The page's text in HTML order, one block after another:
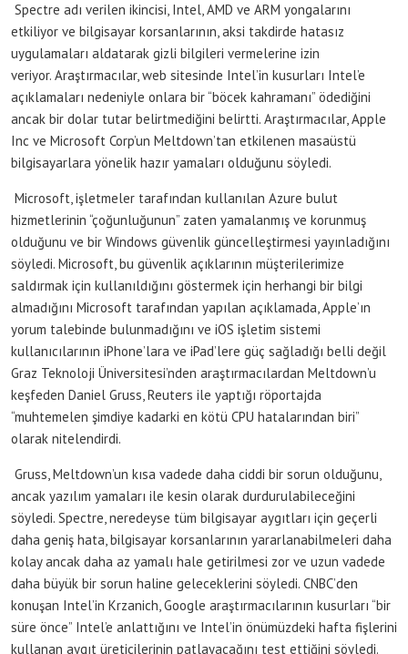
Spectre adı verilen ikincisi, Intel, AMD ve ARM yongalarını
etkiliyor ve bilgisayar korsanlarının, aksi takdirde hatasız
uygulamaları aldatarak gizli bilgileri vermelerine izin
veriyor. Araştırmacılar, web sitesinde Intel’in kusurları Intel’e
açıklamaları nedeniyle onlara bir “böcek kahramanı” ödediğini
ancak bir dolar tutar belirtmediğini belirtti. Araştırmacılar, Apple
Inc ve Microsoft Corp’un Meltdown’tan etkilenen masaüstü
bilgisayarlara yönelik hazır yamaları olduğunu söyledi.
Microsoft, işletmeler tarafından kullanılan Azure bulut
hizmetlerinin “çoğunluğunun” zaten yamalanmış ve korunmuş
olduğunu ve bir Windows güvenlik güncelleştirmesi yayınladığını
söyledi. Microsoft, bu güvenlik açıklarının müşterilerimize
saldırmak için kullanıldığını göstermek için herhangi bir bilgi
almadığını Microsoft tarafından yapılan açıklamada, Apple’ın
yorum talebinde bulunmadığını ve iOS işletim sistemi
kullanıcılarının iPhone’lara ve iPad’lere güç sağladığı belli değil
Graz Teknoloji Üniversitesi’nden araştırmacılardan Meltdown’u
keşfeden Daniel Gruss, Reuters ile yaptığı röportajda
“muhtemelen şimdiye kadarki en kötü CPU hatalarından biri”
olarak nitelendirdi.
Gruss, Meltdown’un kısa vadede daha ciddi bir sorun olduğunu,
ancak yazılım yamaları ile kesin olarak durdurulabileceğini
söyledi. Spectre, neredeyse tüm bilgisayar aygıtları için geçerli
daha geniş hata, bilgisayar korsanlarının yararlanabilmeleri daha
kolay ancak daha az yamalı hale getirilmesi zor ve uzun vadede
daha büyük bir sorun haline geleceklerini söyledi. CNBC’den
konuşan Intel’in Krzanich, Google araştırmacılarının kusurları “bir
süre önce” Intel’e anlattığını ve Intel’in önümüzdeki hafta fişlerini
kullanan aygıt üreticilerinin patlayacağını test ettiğini söyledi.